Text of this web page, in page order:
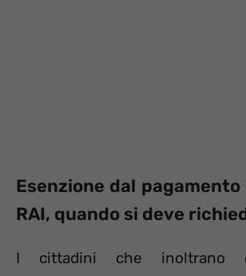
Esenzione dal pagamento
RAI, quando si deve
I cittadini che inoltrano